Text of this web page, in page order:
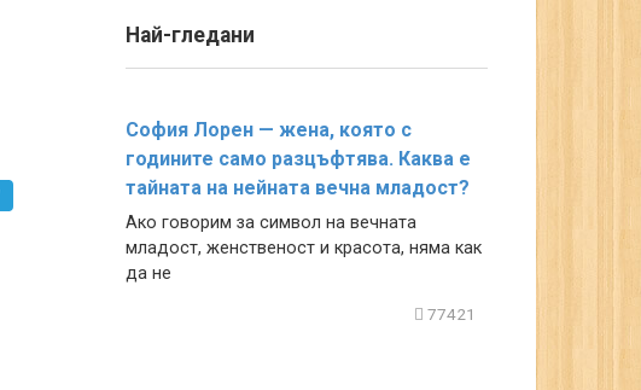
Най-гледани
София Лорен — жена, която с
годините само разцъфтява. Каква е
тайната на нейната вечна младост?
Ако говорим за символ на вечната
младост, женственост и красота, няма как
да не
77421